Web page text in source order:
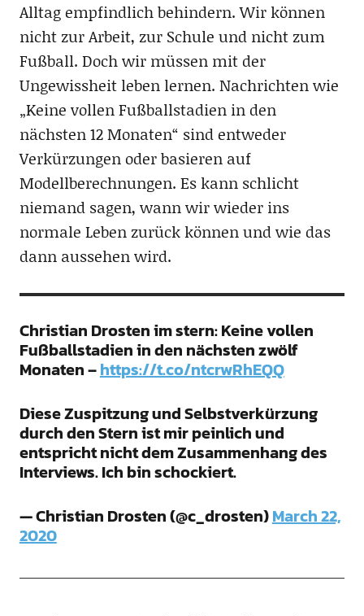
Alltag empfindlich behindern. Wir können
nicht zur Arbeit, zur Schule und nicht zum
Fußball. Doch wir müssen mit der
Ungewissheit leben lernen. Nachrichten wie
„Keine vollen Fußballstadien in den
nächsten 12 Monaten“ sind entweder
Verkürzungen oder basieren auf
Modellberechnungen. Es kann schlicht
niemand sagen, wann wir wieder ins
normale Leben zurück können und wie das
dann aussehen wird.
Christian Drosten im stern: Keine vollen
Fußballstadien in den nächsten zwölf
Monaten –https://t.co/ntcrwRhEQQ
Diese Zuspitzung und Selbstverkürzung
durch den Stern ist mir peinlich und
entspricht nicht dem Zusammenhang des
Interviews. Ich bin schockiert.
— Christian Drosten (@c_drosten)March 22,
2020